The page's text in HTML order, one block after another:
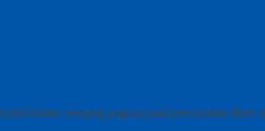
kolam renang papua jual perosotan fiber